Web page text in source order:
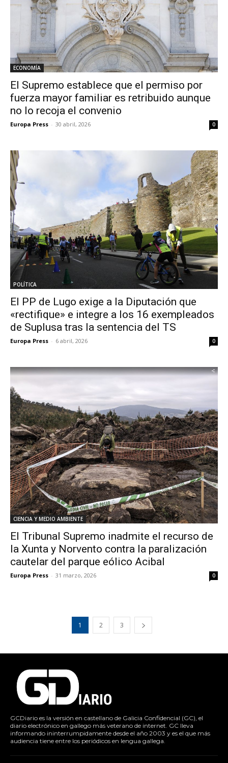
ECONOMÍA
El Supremo establece que el permiso por
fuerza mayor familiar es retribuido aunque
no lo recoja el convenio
Europa Press - 30 abril, 2026 0
POLÍTICA
El PP de Lugo exige a la Diputación que
«rectifique» e integre a los 16 exempleados
de Suplusa tras la sentencia del TS
Europa Press - 6 abril, 2026 0
CIENCIA Y MEDIO AMBIENTE
El Tribunal Supremo inadmite el recurso de
la Xunta y Norvento contra la paralización
cautelar del parque eólico Acibal
Europa Press - 31 marzo, 2026 0
1 2 3
GCDiario es la versión en castellano de Galicia Confidencial (GC), el
diario electrónico en gallego más veterano de internet. GC lleva
informando ininterrumpidamente desde el año 2003 y es el que más
audiencia tiene entre los periódicos en lengua gallega.